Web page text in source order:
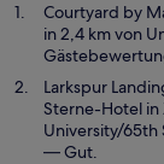
Courtyard by
in 2,4 km von
Larkspur
Sterne-Hotel in
University/
— Gut.